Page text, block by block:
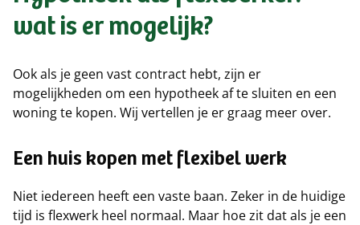
wat is er mogelijk?
Ook als je geen vast contract hebt, zijn er
mogelijkheden om een hypotheek af te sluiten en een
woning te kopen. Wij vertellen je er graag meer over.
Een huis kopen met flexibel werk
Niet iedereen heeft een vaste baan. Zeker in de huidige
tijd is flexwerk heel normaal. Maar hoe zit dat als je een